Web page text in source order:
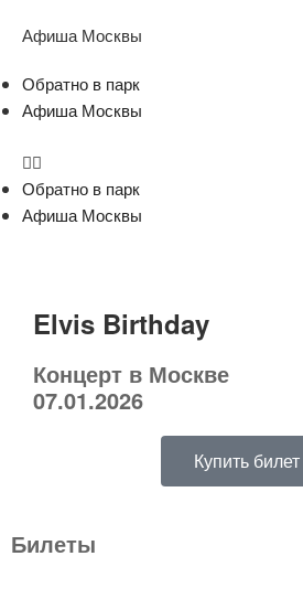
Афиша Москвы
Обратно в парк
Афиша Москвы
Обратно в парк
Афиша Москвы
Elvis Birthday
Концерт в Москве
07.01.2026
Купить билет
Билеты